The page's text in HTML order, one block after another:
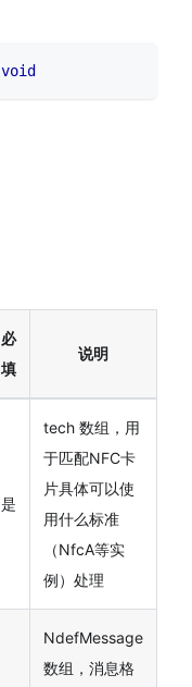
void
必
填
说明
是
tech 数组，用
于匹配NFC卡
片具体可以使
用什么标准
（NfcA等实
例）处理
NdefMessage
数组，消息格